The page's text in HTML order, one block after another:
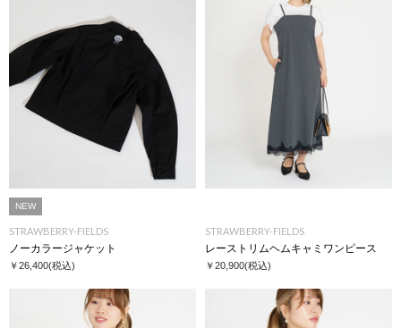
NEW
STRAWBERRY-FIELDS
ノーカラージャケット
￥26,400(税込)
STRAWBERRY-FIELDS
レーストリムヘムキャミワンピース
￥20,900(税込)